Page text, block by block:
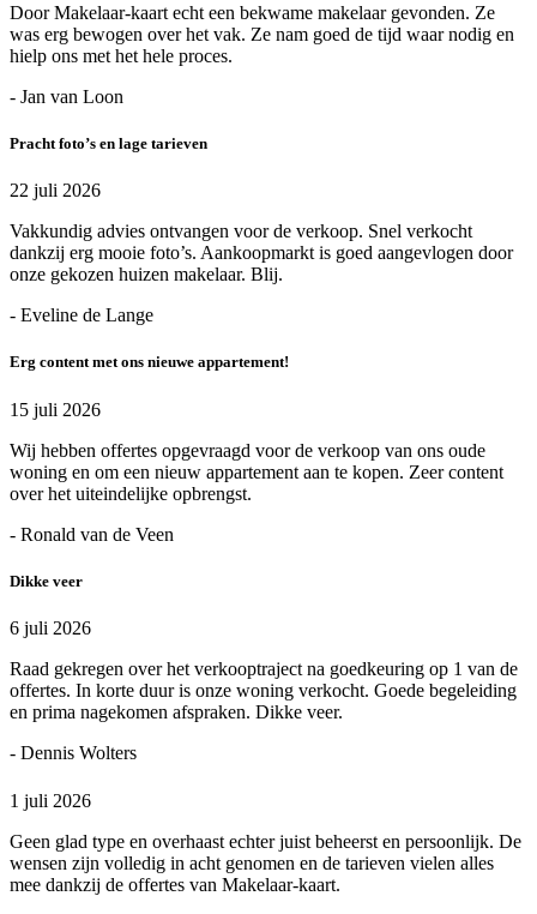
Door Makelaar-kaart echt een bekwame makelaar gevonden. Ze
was erg bewogen over het vak. Ze nam goed de tijd waar nodig en
hielp ons met het hele proces.
- Jan van Loon
Pracht foto’s en lage tarieven
22 juli 2026
Vakkundig advies ontvangen voor de verkoop. Snel verkocht
dankzij erg mooie foto’s. Aankoopmarkt is goed aangevlogen door
onze gekozen huizen makelaar. Blij.
- Eveline de Lange
Erg content met ons nieuwe appartement!
15 juli 2026
Wij hebben offertes opgevraagd voor de verkoop van ons oude
woning en om een nieuw appartement aan te kopen. Zeer content
over het uiteindelijke opbrengst.
- Ronald van de Veen
Dikke veer
6 juli 2026
Raad gekregen over het verkooptraject na goedkeuring op 1 van de
offertes. In korte duur is onze woning verkocht. Goede begeleiding
en prima nagekomen afspraken. Dikke veer.
- Dennis Wolters
1 juli 2026
Geen glad type en overhaast echter juist beheerst en persoonlijk. De
wensen zijn volledig in acht genomen en de tarieven vielen alles
mee dankzij de offertes van Makelaar-kaart.